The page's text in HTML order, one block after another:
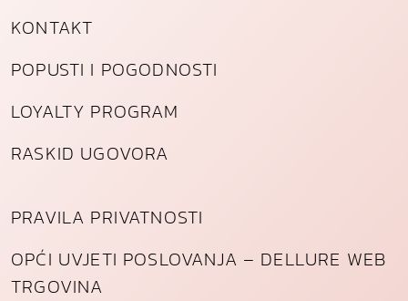
KONTAKT
POPUSTI I POGODNOSTI
LOYALTY PROGRAM
RASKID UGOVORA
PRAVILA PRIVATNOSTI
OPĆI UVJETI POSLOVANJA – DELLURE WEB
TRGOVINA